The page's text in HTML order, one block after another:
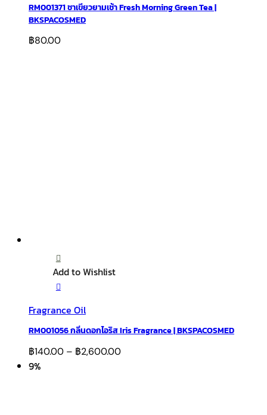
RM001371 ชาเขียวยามเช้า Fresh Morning Green Tea |
BKSPACOSMED
฿80.00
Add to Wishlist
Fragrance Oil
RM001056 กลิ่นดอกไอริส Iris Fragrance | BKSPACOSMED
฿140.00 – ฿2,600.00
9%